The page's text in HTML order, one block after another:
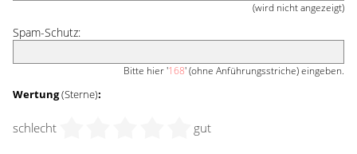
(wird nicht angezeigt)
Spam-Schutz:
Bitte hier '168' (ohne Anführungsstriche) eingeben.
Wertung(Sterne):
schlecht gut